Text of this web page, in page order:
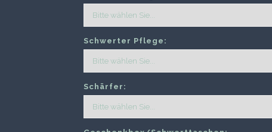
Schwerter Pflege:
Schärfer: